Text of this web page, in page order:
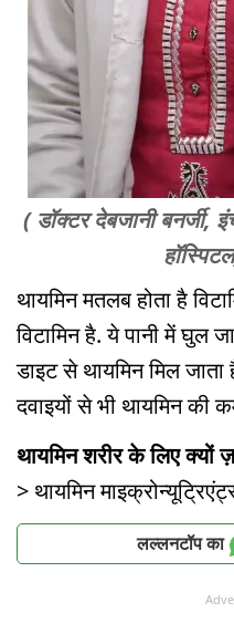
( डॉक्टर देबजानी बनर्जी,
थायमिन मतलब होता है
विटामिन है. ये पानी में घुल
डाइट से थायमिन मिल
दवाइयों से भी थायमिन की
थायमिन शरीर के लिए क्यों
> थायमिन
लल्लनटॉप का